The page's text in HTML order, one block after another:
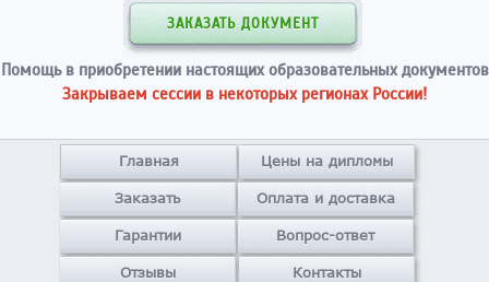
ЗАКАЗАТЬ ДОКУМЕНТ
Помощь в приобретении настоящих образовательных документов
Закрываем сессии в некоторых регионах России!
Главная Цены на дипломы
Заказать Оплата и доставка
Гарантии Вопрос-ответ
Отзывы Контакты